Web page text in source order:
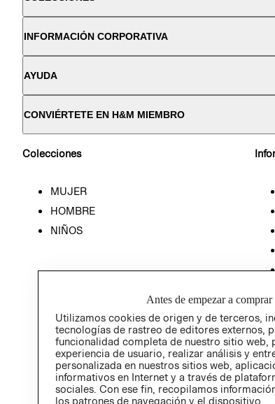
INFORMACIÓN CORPORATIVA
AYUDA
CONVIÉRTETE EN H&M MIEMBRO
Colecciones
MUJER
HOMBRE
NIÑOS
Antes de empezar a comprar
Utilizamos cookies de origen y de terceros,
tecnologías de rastreo de editores externos,
funcionalidad completa de nuestro sitio web,
experiencia de usuario, realizar análisis y
personalizada en nuestros sitios web,
informativos en Internet y a través de
sociales. Con ese fin, recopilamos
los patrones de navegación y el dispositivo.